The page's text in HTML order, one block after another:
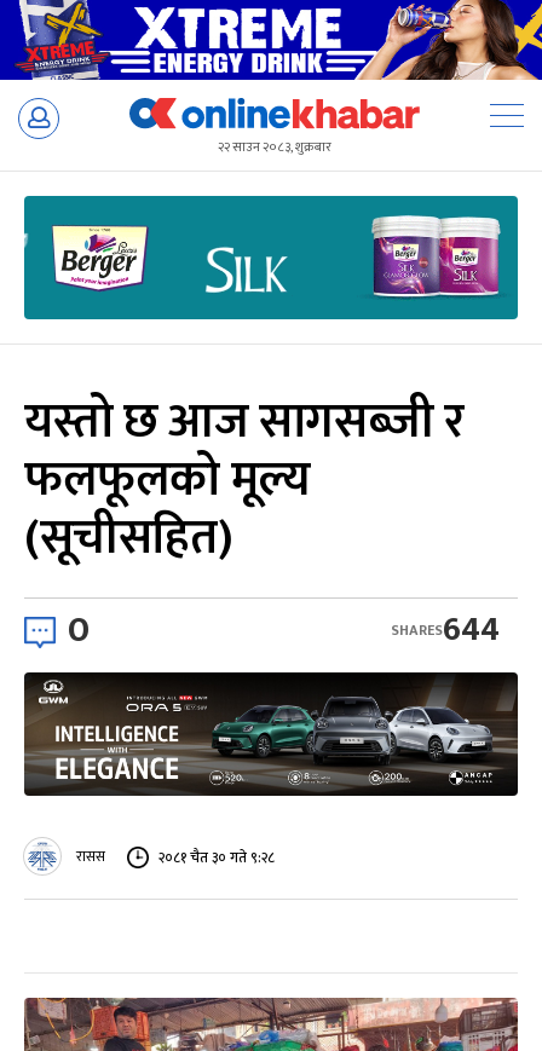
Skip
२२ साउन २०८३, शुक्रबार
यस्तो छ आज सागसब्जी र
फलफूलको मूल्य
(सूचीसहित)
0 644
SHARES
रासस २०८१ चैत ३० गते ९:२८